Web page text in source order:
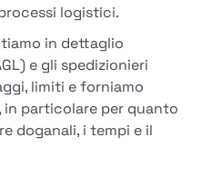
logistici.
in dettaglio
e gli spedizionieri
limiti e forniamo
particolare per quanto
doganali, i tempi e il